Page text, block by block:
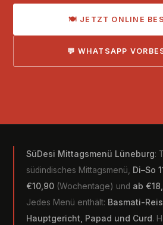
🍽 JETZT ONLINE
💬 WHATSAPP
SüDesi Mittagsmenü Lüneburg:
südindisches Mittagsmenü, Di–So
€10,90 (Wochentage) und ab
Jedes Menü enthält: Basmati-
Hauptgericht, Papad und Curd.